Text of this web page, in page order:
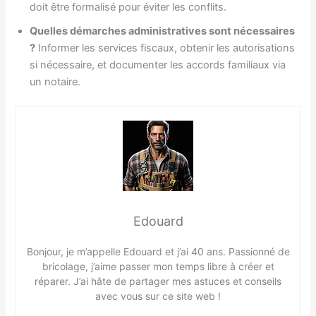
doit être formalisé pour éviter les conflits.
Quelles démarches administratives sont nécessaires
? Informer les services fiscaux, obtenir les autorisations
si nécessaire, et documenter les accords familiaux via
un notaire.
Edouard
Bonjour, je m’appelle Edouard et j’ai 40 ans. Passionné de
bricolage, j’aime passer mon temps libre à créer et
réparer. J’ai hâte de partager mes astuces et conseils
avec vous sur ce site web !